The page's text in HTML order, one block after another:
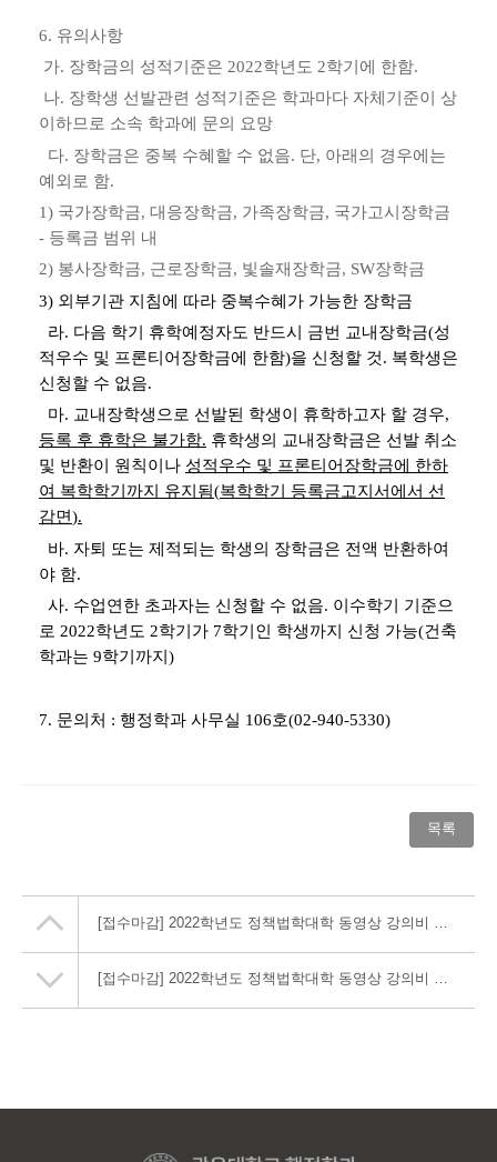
6. 유의사항
가. 장학금의 성적기준은 2022학년도 2학기에 한함.
나. 장학생 선발관련 성적기준은 학과마다 자체기준이 상
이하므로 소속 학과에 문의 요망
다. 장학금은 중복 수혜할 수 없음. 단, 아래의 경우에는
예외로 함.
1) 국가장학금, 대응장학금, 가족장학금, 국가고시장학금
- 등록금 범위 내
2) 봉사장학금, 근로장학금, 빛솔재장학금, SW장학금
3) 외부기관 지침에 따라 중복수혜가 가능한 장학금
라. 다음 학기 휴학예정자도 반드시 금번 교내장학금(성
적우수 및 프론티어장학금에 한함)을 신청할 것. 복학생은
신청할 수 없음.
마. 교내장학생으로 선발된 학생이 휴학하고자 할 경우,
등록 후 휴학은 불가함. 휴학생의 교내장학금은 선발 취소
및 반환이 원칙이나 성적우수 및 프론티어장학금에 한하
여 복학학기까지 유지됨(복학학기 등록금고지서에서 선
감면).
바. 자퇴 또는 제적되는 학생의 장학금은 전액 반환하여
야 함.
사. 수업연한 초과자는 신청할 수 없음. 이수학기 기준으
로 2022학년도 2학기가 7학기인 학생까지 신청 가능(건축
학과는 9학기까지 )
7. 문의처 : 행정학과 사무실 106호(02-940-5330)
목록